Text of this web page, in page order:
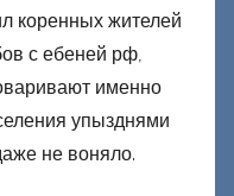
коренных жителей
с ебеней рф,
именно
упызднями
не воняло.